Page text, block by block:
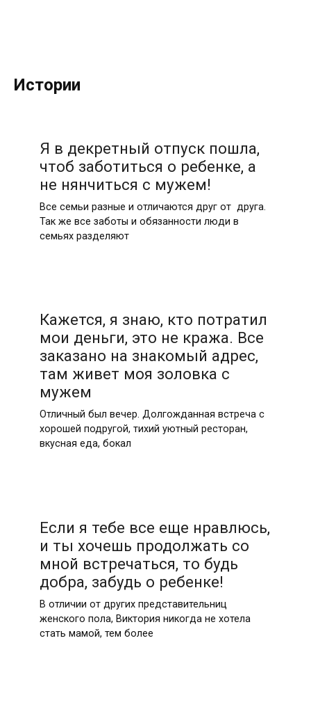
Истории
Я в декретный отпуск пошла,
чтоб заботиться о ребенке, а
не нянчиться с мужем!
Все семьи разные и отличаются друг от друга.
Так же все заботы и обязанности люди в
семьях разделяют
Кажется, я знаю, кто потратил
мои деньги, это не кража. Все
заказано на знакомый адрес,
там живет моя золовка с
мужем
Отличный был вечер. Долгожданная встреча с
хорошей подругой, тихий уютный ресторан,
вкусная еда, бокал
Если я тебе все еще нравлюсь,
и ты хочешь продолжать со
мной встречаться, то будь
добра, забудь о ребенке!
В отличии от других представительниц
женского пола, Виктория никогда не хотела
стать мамой, тем более